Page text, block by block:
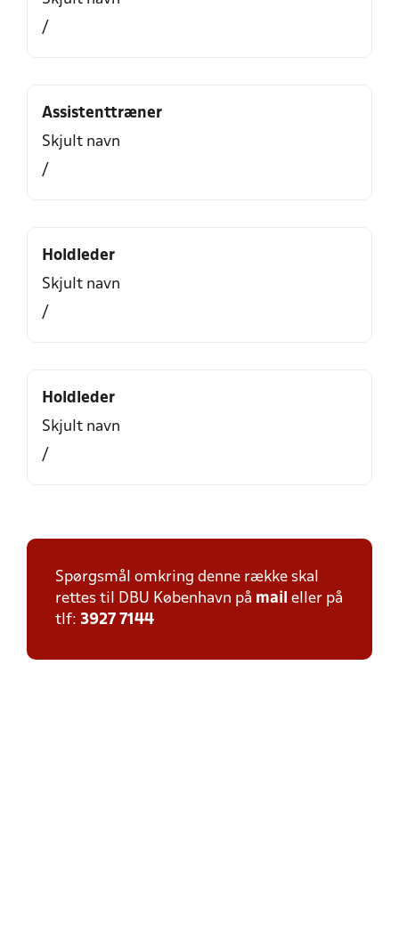
/
Assistenttræner
Skjult navn
/
Holdleder
Skjult navn
/
Holdleder
Skjult navn
/
Spørgsmål omkring denne række skal
rettes til DBU København på mail eller på
tlf: 3927 7144